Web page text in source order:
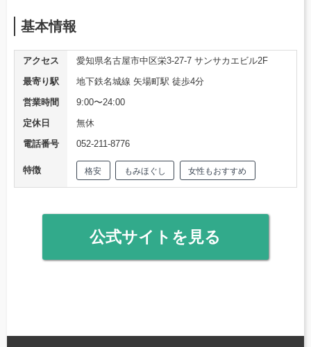
基本情報
アクセス
愛知県名古屋市中区栄3-27-7 サンサカエビル2F
最寄り駅
地下鉄名城線 矢場町駅 徒歩4分
営業時間
9:00〜24:00
定休日
無休
電話番号
052-211-8776
特徴 格安 もみほぐし 女性もおすすめ
公式サイトを見る